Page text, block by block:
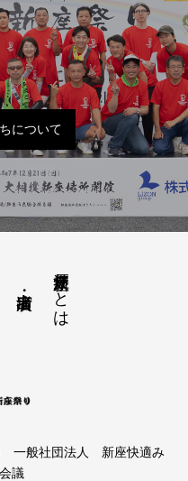
について
大江戸新座祭りとは
一般社団法人 新座快適み
議